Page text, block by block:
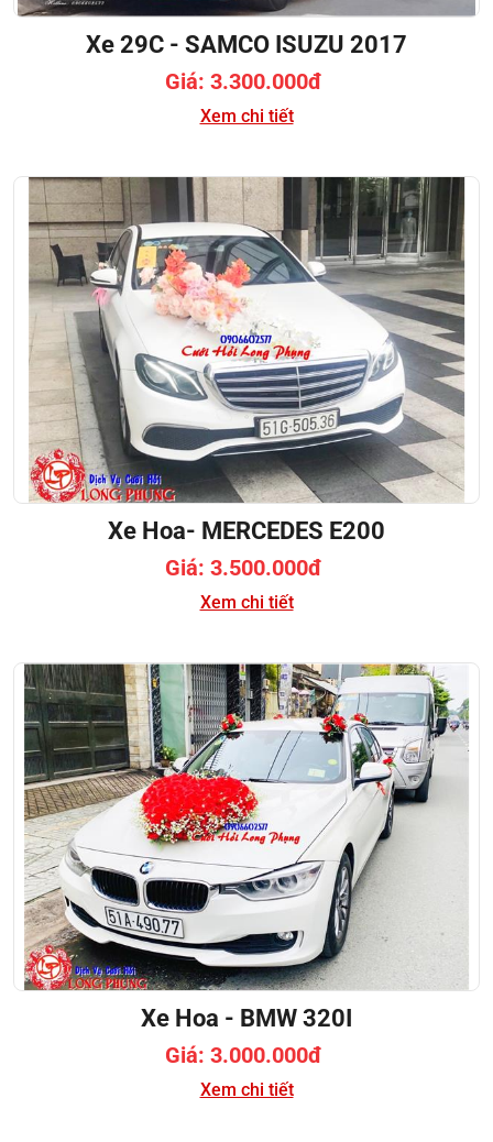
Xe 29C - SAMCO ISUZU 2017
Giá: 3.300.000đ
Xem chi tiết
Xe Hoa- MERCEDES E200
Giá: 3.500.000đ
Xem chi tiết
Xe Hoa - BMW 320I
Giá: 3.000.000đ
Xem chi tiết